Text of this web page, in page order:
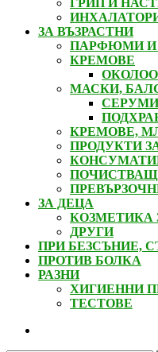
ГРИП И
ЗА ВЪЗРАСТНИ
ПАРФЮМИ И
КРЕМОВЕ
МАСКИ,
КРЕМОВЕ,
ПРОДУКТИ
ЗА ДЕЦА
КОЗМЕТИКА
ДРУГИ
ПРИ БЕЗСЪНИЕ,
ПРОТИВ БОЛКА
РАЗНИ
ХИГИЕННИ
ТЕСТОВЕ
CLOSE